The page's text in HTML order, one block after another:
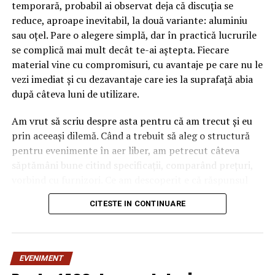
temporară, probabil ai observat deja că discuția se
reduce, aproape inevitabil, la două variante: aluminiu
sau oțel. Pare o alegere simplă, dar în practică lucrurile
se complică mai mult decât te-ai aștepta. Fiecare
material vine cu compromisuri, cu avantaje pe care nu le
vezi imediat și cu dezavantaje care ies la suprafață abia
după câteva luni de utilizare.
Am vrut să scriu despre asta pentru că am trecut și eu
prin aceeași dilemă. Când a trebuit să aleg o structură
pentru evenimente în aer liber, am petrecut câteva
săptămâni bune citind specificații, comparând prețuri,
„corect” depinde mult de context, de cât de des muți
pavilionul și de ce condiții meteo ai de înfruntat.
materialului mai mult decât
CITESTE IN CONTINUARE
EVENIMENT